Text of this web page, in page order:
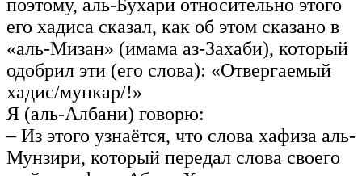
поэтому, аль-Бухари относительно этого
его хадиса сказал, как об этом сказано в
«аль-Мизан» (имама аз-Захаби), который
одобрил эти (его слова): «Отвергаемый
хадис/мункар/!»
Я (аль-Албани) говорю:
– Из этого узнаётся, что слова хафиза аль-
Мунзири, который передал слова своего